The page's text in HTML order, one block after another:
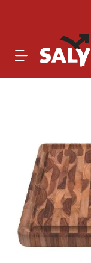
Outlet
Ofertas
Marcas
Catálogos